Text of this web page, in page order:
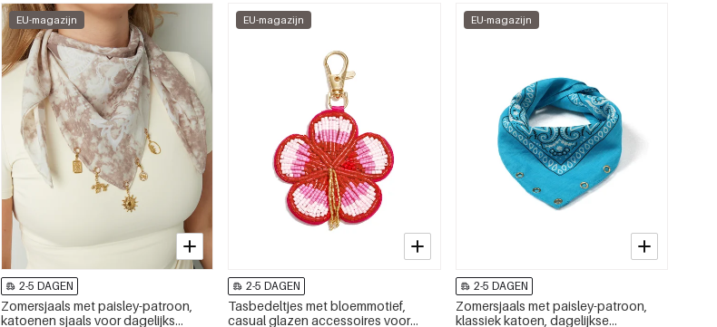
EU-magazijn
2-5 DAGEN
Zomersjaals met paisley-patroon,
katoenen sjaals voor dagelijks
EU-magazijn
2-5 DAGEN
Tasbedeltjes met bloemmotief,
casual glazen accessoires voor
EU-magazijn
2-5 DAGEN
Zomersjaals met paisley-patroon,
klassiek katoen, dagelijkse